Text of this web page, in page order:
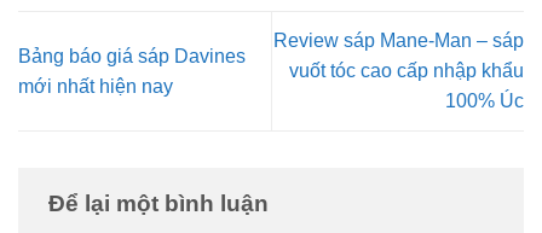
Bảng báo giá sáp Davines
mới nhất hiện nay
Review sáp Mane-Man – sáp
vuốt tóc cao cấp nhập khẩu
100% Úc
Để lại một bình luận